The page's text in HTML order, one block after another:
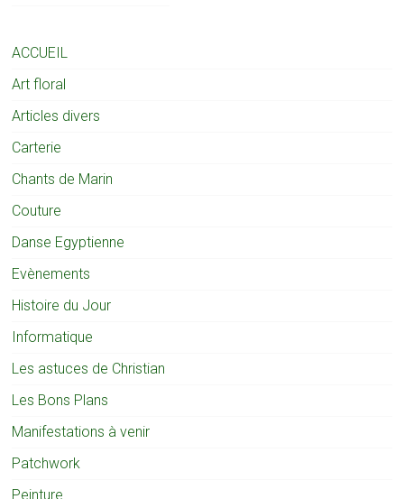
ACCUEIL
Art floral
Articles divers
Carterie
Chants de Marin
Couture
Danse Egyptienne
Evènements
Histoire du Jour
Informatique
Les astuces de Christian
Les Bons Plans
Manifestations à venir
Patchwork
Peinture